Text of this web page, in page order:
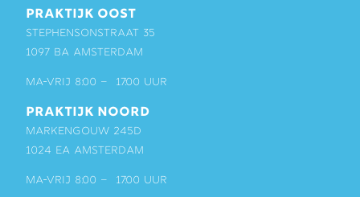
PRAKTIJK OOST
Stephensonstraat 35
1097 BA Amsterdam
ma-vrij 8:00 – 17:00 uur
PRAKTIJK NOORD
Markengouw 245D
1024 EA Amsterdam
ma-vrij 8:00 – 17:00 uur